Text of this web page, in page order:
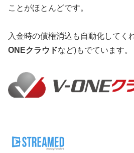
ことがほとんどです。
入金時の債権消込も自動化してく
ONEクラウドなど)もでています。